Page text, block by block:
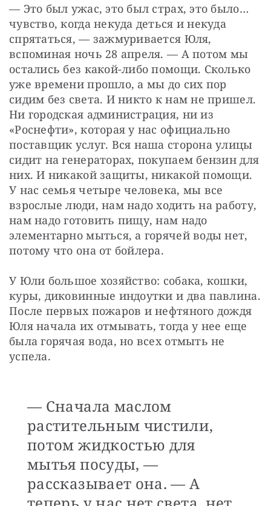
— Это был ужас, это был страх, это было…
чувство, когда некуда деться и некуда
спрятаться, — зажмуривается Юля,
вспоминая ночь 28 апреля. — А потом мы
остались без какой-либо помощи. Сколько
уже времени прошло, а мы до сих пор
сидим без света. И никто к нам не пришел.
Ни городская администрация, ни из
«Роснефти», которая у нас официально
поставщик услуг. Вся наша сторона улицы
сидит на генераторах, покупаем бензин для
них. И никакой защиты, никакой помощи.
У нас семья четыре человека, мы все
взрослые люди, нам надо ходить на работу,
нам надо готовить пищу, нам надо
элементарно мыться, а горячей воды нет,
потому что она от бойлера.
У Юли большое хозяйство: собака, кошки,
куры, диковинные индоутки и два павлина.
После первых пожаров и нефтяного дождя
Юля начала их отмывать, тогда у нее еще
была горячая вода, но всех отмыть не
успела.
— Сначала маслом
растительным чистили,
потом жидкостью для
мытья посуды, —
рассказывает она. — А